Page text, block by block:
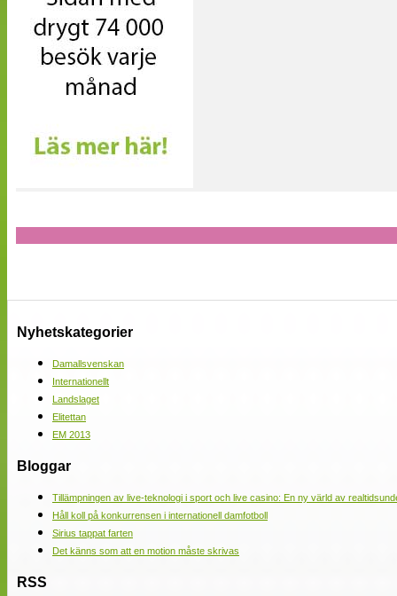
Nyhetskategorier
Damallsvenskan
Internationellt
Landslaget
Elitettan
EM 2013
Bloggar
Tillämpningen av live-teknologi i sport och live casino: En ny värld av
Håll koll på konkurrensen i internationell damfotboll
Sirius tappat farten
Det känns som att en motion måste skrivas
RSS